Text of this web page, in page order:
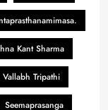
Kant Sharma
Tripathi
Seemaprasanga